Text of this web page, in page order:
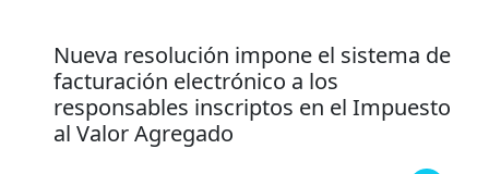
Nueva resolución impone el sistema de
facturación electrónico a los
responsables inscriptos en el Impuesto
al Valor Agregado